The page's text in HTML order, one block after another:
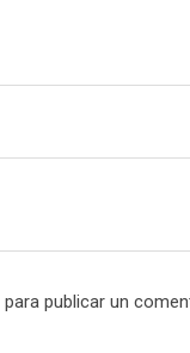
para publicar un